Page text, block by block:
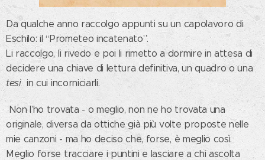
Da qualche anno raccolgo appunti su un capolavoro di
Eschilo: il “Prometeo incatenato”.
Li raccolgo, li rivedo e poi li rimetto a dormire in attesa di
decidere una chiave di lettura definitiva, un quadro o una
tesiin cui incorniciarli.
Non l’ho trovata - o meglio, non ne ho trovata una
originale, diversa da ottiche già più volte proposte nelle
mie canzoni - ma ho deciso che, forse, è meglio così.
Meglio forse tracciare i puntini e lasciare a chi ascolta